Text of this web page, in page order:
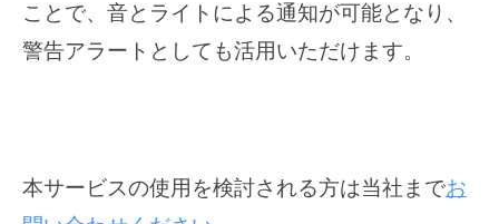
ことで、音とライトによる通知が可能となり、
警告アラートとしても活用いただけます。
本サービスの使用を検討される方は当社までお